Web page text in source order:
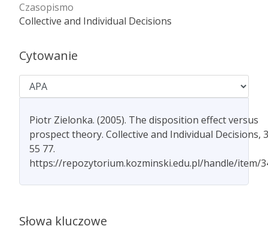
Czasopismo
Collective and Individual Decisions
Cytowanie
Piotr Zielonka. (2005). The disposition effect versus
prospect theory. Collective and Individual Decisions,
55 77.
https://repozytorium.kozminski.edu.pl/handle/item/
Słowa kluczowe